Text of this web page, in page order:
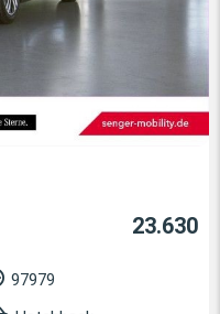
23.630
97979